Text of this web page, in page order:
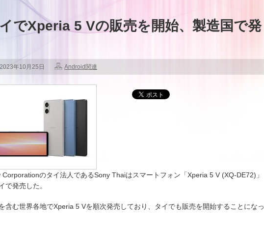
でXperia 5 Vの販売を開始、製造国で発
2023年10月25日 Android関連
Corporationのタイ法人であるSony Thaiはスマートフォン「Xperia 5 V (XQ-DE72)」
で発売した。
含む世界各地でXperia 5 Vを順次発売しており、タイでも販売を開始することになっ